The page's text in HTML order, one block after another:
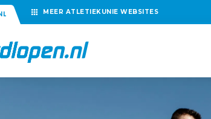
MEER ATLETIEKUNIE WEBSITES